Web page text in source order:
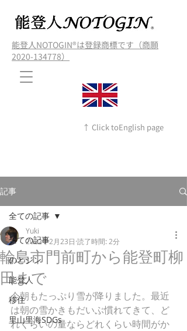
能登人NOTOGIN®️は登録商標です（商願
2020-134778）
↑ Click toEnglish page
記事
全ての記事
のとジン
能登人
移住
里山里海SDGs
全ての記事
輪島市門前町から能登町柳
田まで
Yuki
2022年2月23日 読了時間: 2分
今朝もたっぷり雪が降りました。最近
は朝の雪かきもだいぶ慣れてきて、ど
れくらいの量ならどれくらい時間がか